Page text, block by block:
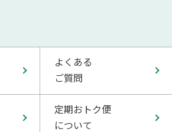
よくある
ご質問
定期おトク便
について